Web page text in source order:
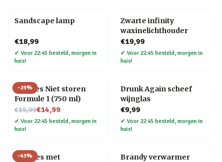
Sandscape lamp
€18,99
✔ Voor 22:45 besteld, morgen in
huis!
Zwarte infinity
waxinelichthouder
€19,99
✔ Voor 22:45 besteld, morgen in
huis!
-25%
Bierfles Niet storen
Formule 1 (750 ml)
€19,99
Nu voor€14,99
✔ Voor 22:45 besteld, morgen in
huis!
Drunk Again scheef
wijnglas
€9,99
✔ Voor 22:45 besteld, morgen in
huis!
-43%
Wijnfles met
Brandy verwarmer